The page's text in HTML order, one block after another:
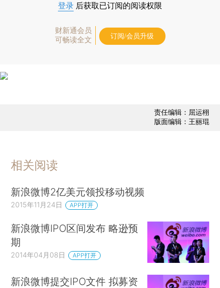
登录 后获取已订阅的阅读权限
财新通会员
可畅读全文
订阅/会员升级
责任编辑：屈运栩
版面编辑：王丽琨
相关阅读
新浪微博2亿美元领投移动视频
2015年11月24日 APP打开
新浪微博IPO区间发布 略逊预
期
2014年04月08日 APP打开
新浪微博提交IPO文件 拟募资